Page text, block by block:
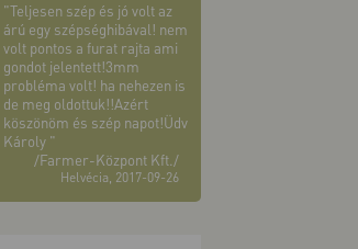
"Teljesen szép és jó volt az
árú egy szépséghibával! nem
volt pontos a furat rajta ami
gondot jelentett!3mm
probléma volt! ha nehezen is
de meg oldottuk!!Azért
köszönöm és szép napot!Üdv
Károly "
/Farmer-Központ Kft./
Helvécia, 2017-09-26